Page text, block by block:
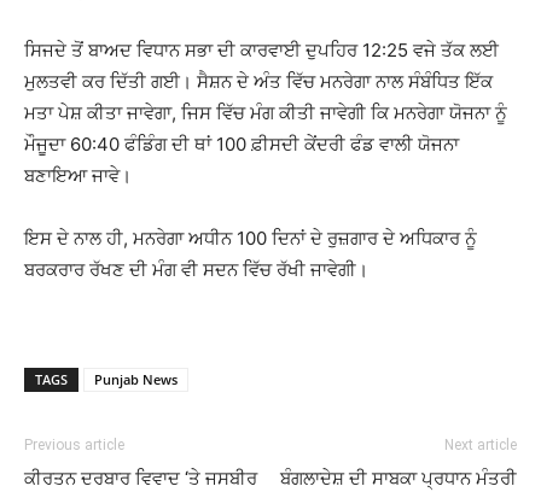
ਸਿਜਦੇ ਤੋਂ ਬਾਅਦ ਵਿਧਾਨ ਸਭਾ ਦੀ ਕਾਰਵਾਈ ਦੁਪਹਿਰ 12:25 ਵਜੇ ਤੱਕ ਲਈ
ਮੁਲਤਵੀ ਕਰ ਦਿੱਤੀ ਗਈ। ਸੈਸ਼ਨ ਦੇ ਅੰਤ ਵਿੱਚ ਮਨਰੇਗਾ ਨਾਲ ਸੰਬੰਧਿਤ ਇੱਕ
ਮਤਾ ਪੇਸ਼ ਕੀਤਾ ਜਾਵੇਗਾ, ਜਿਸ ਵਿੱਚ ਮੰਗ ਕੀਤੀ ਜਾਵੇਗੀ ਕਿ ਮਨਰੇਗਾ ਯੋਜਨਾ ਨੂੰ
ਮੌਜੂਦਾ 60:40 ਫੰਡਿੰਗ ਦੀ ਥਾਂ 100 ਫ਼ੀਸਦੀ ਕੇਂਦਰੀ ਫੰਡ ਵਾਲੀ ਯੋਜਨਾ
ਬਣਾਇਆ ਜਾਵੇ।
ਇਸ ਦੇ ਨਾਲ ਹੀ, ਮਨਰੇਗਾ ਅਧੀਨ 100 ਦਿਨਾਂ ਦੇ ਰੁਜ਼ਗਾਰ ਦੇ ਅਧਿਕਾਰ ਨੂੰ
ਬਰਕਰਾਰ ਰੱਖਣ ਦੀ ਮੰਗ ਵੀ ਸਦਨ ਵਿੱਚ ਰੱਖੀ ਜਾਵੇਗੀ।
TAGS Punjab News
Previous article
ਕੀਰਤਨ ਦਰਬਾਰ ਵਿਵਾਦ ‘ਤੇ ਜਸਬੀਰ
Next article
ਬੰਗਲਾਦੇਸ਼ ਦੀ ਸਾਬਕਾ ਪ੍ਰਧਾਨ ਮੰਤਰੀ